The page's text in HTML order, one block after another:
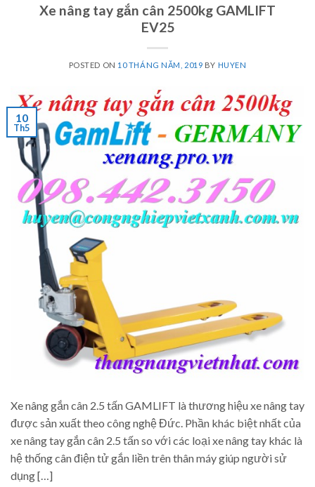
Xe nâng tay gắn cân 2500kg GAMLIFT
EV25
POSTED ON 10 THÁNG NĂM, 2019 BY HUYEN
10
Th5
Xe nâng gắn cân 2.5 tấn GAMLIFT là thương hiệu xe nâng tay
được sản xuất theo công nghệ Đức. Phần khác biệt nhất của
xe nâng tay gắn cân 2.5 tấn so với các loại xe nâng tay khác là
hệ thống cân điện tử gắn liền trên thân máy giúp người sử
dụng […]